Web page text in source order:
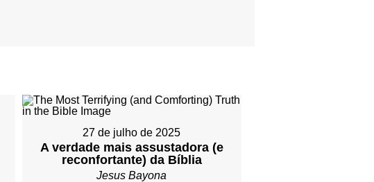
27 de julho de 2025
A verdade mais assustadora (e
reconfortante) da Bíblia
Jesus Bayona